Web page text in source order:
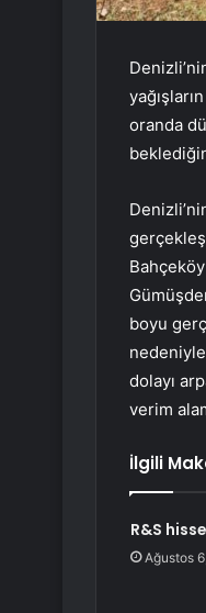
oranda
boyu
nedeniyle
dolayı
verim
İlgili
R&S
Ağustos